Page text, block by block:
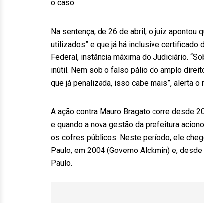
o caso.
Na sentença, de 26 de abril, o juiz
utilizados” e que já há inclusive certificado
Federal, instância máxima do Judiciário.
inútil. Nem sob o falso pálio do amplo
que já penalizada, isso cabe mais”, alerta
A ação contra Mauro Bragato corre desde
e quando a nova gestão da prefeitura
os cofres públicos. Neste período, ele
Paulo, em 2004 (Governo Alckmin) e,
Paulo.